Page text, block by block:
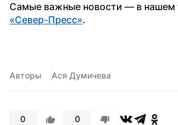
«Север-Пресс».
Авторы Ася Думичева
0 0